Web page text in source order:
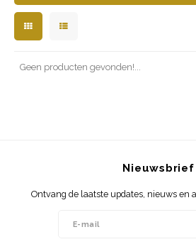
CLASSIC LADIES
ORIENTAL
Nederlands
Geen producten gevonden!...
Nieuwsbrief
Ontvang de laatste updates, nieuws en